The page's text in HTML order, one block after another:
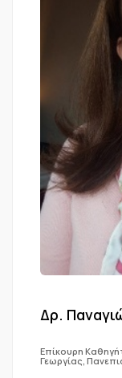
Δρ.
Επίκουρη
Γεωργίας,